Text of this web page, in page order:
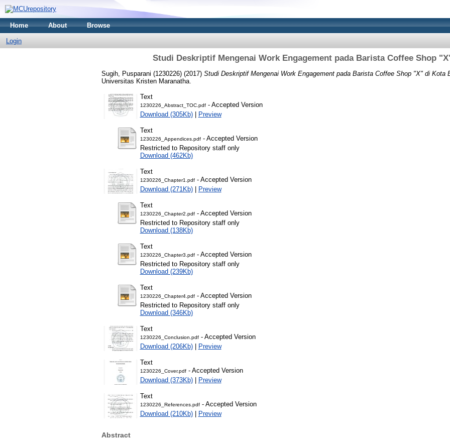
Home About Browse
Login
Studi Deskriptif Mengenai Work Engagement pada Barista Coffee Shop
Sugih, Pusparani (1230226)(2017) Studi Deskriptif Mengenai Work Engagement pada Barista Coffee Shop "X" di Kota
Universitas Kristen Maranatha.
Text
1230226_Abstract_TOC.pdf- Accepted Version
Download (305Kb)| Preview
Text
1230226_Appendices.pdf- Accepted Version
Restricted to Repository staff only
Download (462Kb)
Text
1230226_Chapter1.pdf- Accepted Version
Download (271Kb)| Preview
Text
1230226_Chapter2.pdf- Accepted Version
Restricted to Repository staff only
Download (138Kb)
Text
1230226_Chapter3.pdf- Accepted Version
Restricted to Repository staff only
Download (239Kb)
Text
1230226_Chapter4.pdf- Accepted Version
Restricted to Repository staff only
Download (346Kb)
Text
1230226_Conclusion.pdf- Accepted Version
Download (206Kb)| Preview
Text
1230226_Cover.pdf- Accepted Version
Download (373Kb)| Preview
Text
1230226_References.pdf- Accepted Version
Download (210Kb)| Preview
Abstract